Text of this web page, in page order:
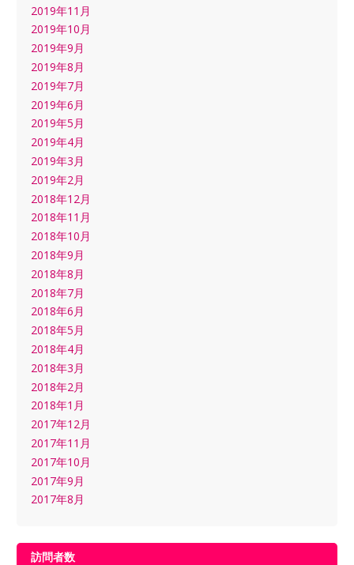
2019年11月
2019年10月
2019年9月
2019年8月
2019年7月
2019年6月
2019年5月
2019年4月
2019年3月
2019年2月
2018年12月
2018年11月
2018年10月
2018年9月
2018年8月
2018年7月
2018年6月
2018年5月
2018年4月
2018年3月
2018年2月
2018年1月
2017年12月
2017年11月
2017年10月
2017年9月
2017年8月
訪問者数